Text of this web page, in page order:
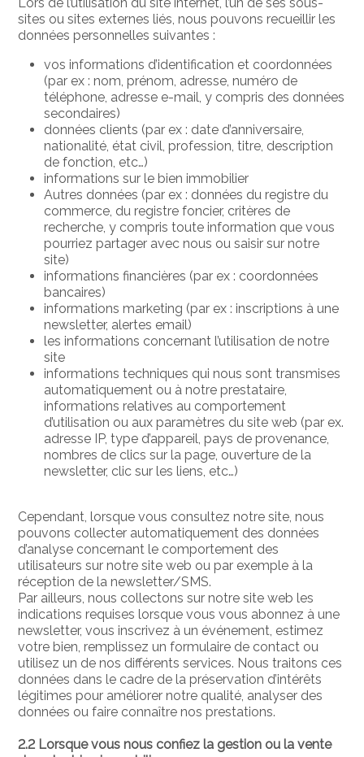
Lors de l’utilisation du site internet, l’un de ses sous-
sites ou sites externes liés, nous pouvons recueillir les
données personnelles suivantes :
vos informations d’identification et coordonnées
(par ex : nom, prénom, adresse, numéro de
téléphone, adresse e-mail, y compris des données
secondaires)
données clients (par ex : date d’anniversaire,
nationalité, état civil, profession, titre, description
de fonction, etc…)
informations sur le bien immobilier
Autres données (par ex : données du registre du
commerce, du registre foncier, critères de
recherche, y compris toute information que vous
pourriez partager avec nous ou saisir sur notre
site)
informations financières (par ex : coordonnées
bancaires)
informations marketing (par ex : inscriptions à une
newsletter, alertes email)
les informations concernant l’utilisation de notre
site
informations techniques qui nous sont transmises
automatiquement ou à notre prestataire,
informations relatives au comportement
d’utilisation ou aux paramètres du site web (par ex.
adresse IP, type d’appareil, pays de provenance,
nombres de clics sur la page, ouverture de la
newsletter, clic sur les liens, etc…)
Cependant, lorsque vous consultez notre site, nous
pouvons collecter automatiquement des données
d’analyse concernant le comportement des
utilisateurs sur notre site web ou par exemple à la
réception de la newsletter/SMS.
Par ailleurs, nous collectons sur notre site web les
indications requises lorsque vous vous abonnez à une
newsletter, vous inscrivez à un événement, estimez
votre bien, remplissez un formulaire de contact ou
utilisez un de nos différents services. Nous traitons ces
données dans le cadre de la préservation d’intérêts
légitimes pour améliorer notre qualité, analyser des
données ou faire connaître nos prestations.
2.2 Lorsque vous nous confiez la gestion ou la vente